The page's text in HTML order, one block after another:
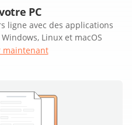
PC
ligne avec des applications
Linux et macOS
maintenant